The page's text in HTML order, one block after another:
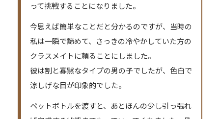
って挑戦することになりました。
今思えば簡単なことだと分かるのですが、当時の
私は一瞬で諦めて、さっきの冷やかしていた方の
クラスメイトに頼ることにしました。
彼は割と寡黙なタイプの男の子でしたが、色白で
涼しげな目が印象的でした。
ペットボトルを渡すと、あとほんの少し引っ張れ